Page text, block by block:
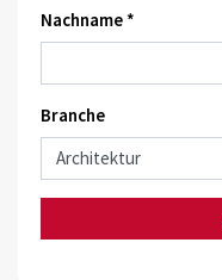
Nachname *
Branche